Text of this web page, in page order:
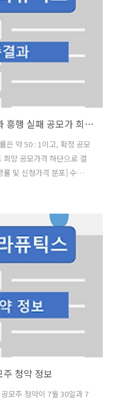
합 ] 그런데 앞서 말씀드
살펴보면 일정이 중복되는
인제니아테라퓨틱스 수요예측 결과 흥행 실패 공모가 희망가 하단으로 확정
은 약 50 : 1이고, 확정 공모
망 공모가격 하단으로 결
및 신청가격 분포] 수요예
주로, 참여 경쟁률
에 달했습니다. [의무 보
4,213,407 주로 전체 신청
의 저조한 신청 내용이었
7월 31일(금) -..
청약 정보
모주 청약이 7월 30일과 7